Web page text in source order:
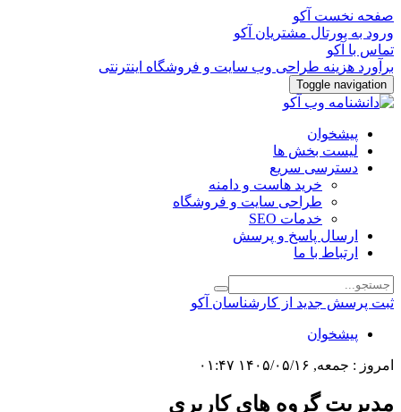
صفحه نخست آکو
ورود به پورتال مشتریان آکو
تماس با آکو
برآورد هزینه طراحی وب سایت و فروشگاه اینترنتی
Toggle navigation
پیشخوان
لیست بخش ها
دسترسی سریع
خرید هاست و دامنه
طراحی سایت و فروشگاه
خدمات SEO
ارسال پاسخ و پرسش
ارتباط با ما
ثبت پرسش جدید از کارشناسان آکو
پیشخوان
امروز : جمعه, ۱۴۰۵/۰۵/۱۶ ۰۱:۴۷
مدیریت گروه های کاربری